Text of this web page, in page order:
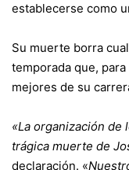
establecerse como
Su muerte borra
temporada que,
mejores de su
«La organización de
trágica muerte de
declaración. «